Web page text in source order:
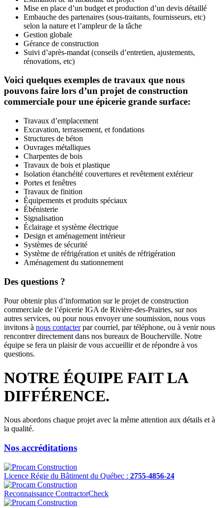
Mise en place d’un budget et production d’un devis détaillé
Embauche des partenaires (sous-traitants, fournisseurs, etc)
selon la nature et l’ampleur de la tâche
Gestion globale
Gérance de construction
Suivi d’après-mandat (conseils d’entretien, ajustements,
rénovations, etc)
Voici quelques exemples de travaux que nous
pouvons faire lors d’un projet de construction
commerciale pour une épicerie grande surface:
Travaux d’emplacement
Excavation, terrassement, et fondations
Structures de béton
Ouvrages métalliques
Charpentes de bois
Travaux de bois et plastique
Isolation étanchéité couvertures et revêtement extérieur
Portes et fenêtres
Travaux de finition
Équipements et produits spéciaux
Ébénisterie
Signalisation
Éclairage et système électrique
Design et aménagement intérieur
Systèmes de sécurité
Système de réfrigération et unités de réfrigération
Aménagement du stationnement
Des questions ?
Pour obtenir plus d’information sur le projet de construction
commerciale de l’épicerie IGA de Rivière-des-Prairies, sur nos
autres services, ou pour nous envoyer une soumission, nous vous
invitons à nous contacterpar courriel, par téléphone, ou à venir nous
rencontrer directement dans nos bureaux de Boucherville. Notre
équipe se fera un plaisir de vous accueillir et de répondre à vos
questions.
NOTRE ÉQUIPE FAIT LA
DIFFÉRENCE.
Nous abordons chaque projet avec la même attention aux détails et à
la qualité.
Nos accréditations
Licence Régie du Bâtiment du Québec : 2755-4856-24
Reconnaissance ContractorCheck